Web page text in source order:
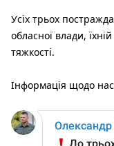
Усіх трьох
обласної влади,
тяжкості.
Інформація щодо